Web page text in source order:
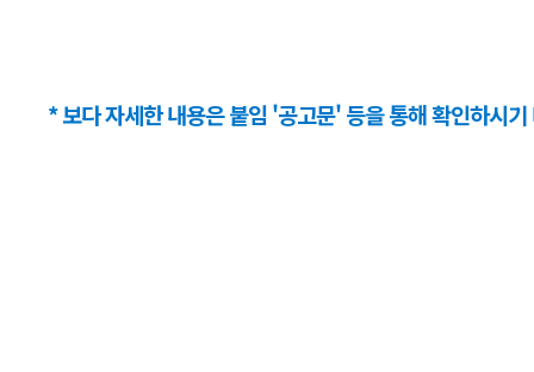
* 보다 자세한 내용은 붙임 '공고문' 등을 통해 확인하시